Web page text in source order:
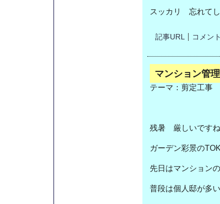
スッカリ 忘れて
記事URL コメン
マンション管理
テーマ： 剪定工事
残暑 厳しいです
ガーデン彩景の
先日はマンション
普段は個人邸が多